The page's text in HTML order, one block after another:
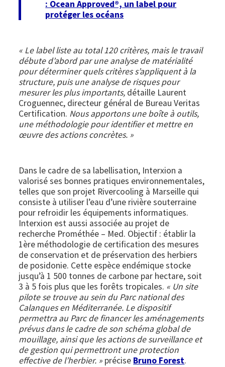
: Ocean Approved®, un label pour
protéger les océans
« Le label liste au total 120 critères, mais le travail
débute d’abord par une analyse de matérialité
pour déterminer quels critères s’appliquent à la
structure, puis une analyse de risques pour
mesurer les plus importants, détaille Laurent
Croguennec, directeur général de Bureau Veritas
Certification. Nous apportons une boîte à outils,
une méthodologie pour identifier et mettre en
œuvre des actions concrètes. »
Dans le cadre de sa labellisation, Interxion a
valorisé ses bonnes pratiques environnementales,
telles que son projet Rivercooling à Marseille qui
consiste à utiliser l’eau d’une rivière souterraine
pour refroidir les équipements informatiques.
Interxion est aussi associée au projet de
recherche Prométhée – Med. Objectif : établir la
1ère méthodologie de certification des mesures
de conservation et de préservation des herbiers
de posidonie. Cette espèce endémique stocke
jusqu’à 1 500 tonnes de carbone par hectare, soit
3 à 5 fois plus que les forêts tropicales. « Un site
pilote se trouve au sein du Parc national des
Calanques en Méditerranée. Le dispositif
permettra au Parc de financer les aménagements
prévus dans le cadre de son schéma global de
mouillage, ainsi que les actions de surveillance et
de gestion qui permettront une protection
effective de l’herbier. » précise Bruno Forest.